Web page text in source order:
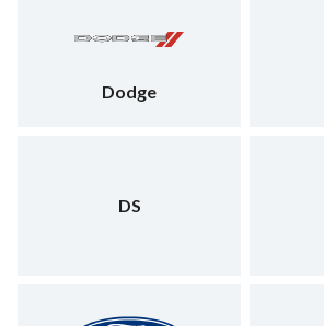
Dodge
DS